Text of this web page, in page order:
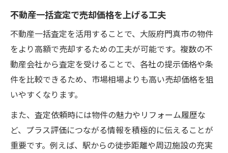
不動産一括査定で売却価格を上げる工夫
不動産一括査定を活用することで、大阪府門真市の物件
をより高額で売却するための工夫が可能です。複数の不
動産会社から査定を受けることで、各社の提示価格や条
件を比較できるため、市場相場よりも高い売却価格を狙
いやすくなります。
また、査定依頼時には物件の魅力やリフォーム履歴な
ど、プラス評価につながる情報を積極的に伝えることが
重要です。例えば、駅からの徒歩距離や周辺施設の充実